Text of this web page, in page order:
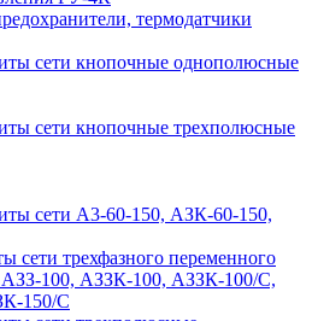
термодатчики
сети кнопочные однополюсные
сети кнопочные трехполюсные
сети А3-60-150, АЗК-60-150,
сети трехфазного переменного
100, АЗЗК-100, АЗЗК-100/С,
150/С